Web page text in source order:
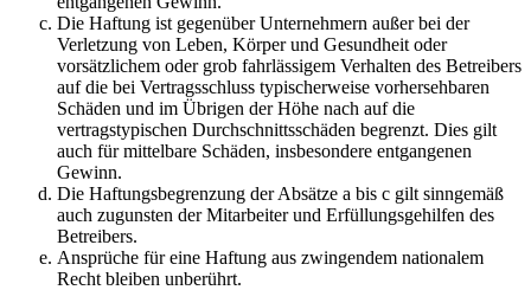
Die Haftung ist gegenüber Unternehmern außer bei der
Verletzung von Leben, Körper und Gesundheit oder
vorsätzlichem oder grob fahrlässigem Verhalten des Betreibers
auf die bei Vertragsschluss typischerweise vorhersehbaren
Schäden und im Übrigen der Höhe nach auf die
vertragstypischen Durchschnittsschäden begrenzt. Dies gilt
auch für mittelbare Schäden, insbesondere entgangenen
Gewinn.
Die Haftungsbegrenzung der Absätze a bis c gilt sinngemäß
auch zugunsten der Mitarbeiter und Erfüllungsgehilfen des
Betreibers.
Ansprüche für eine Haftung aus zwingendem nationalem
Recht bleiben unberührt.